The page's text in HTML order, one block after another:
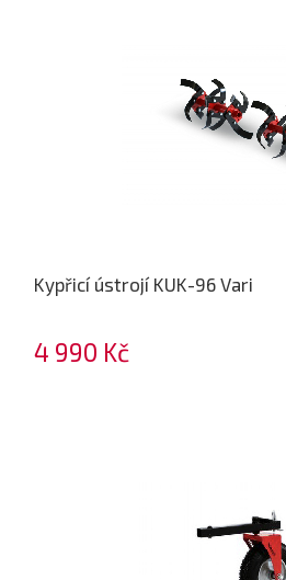
Kypřicí ústrojí KUK-96 Vari
4 990 Kč